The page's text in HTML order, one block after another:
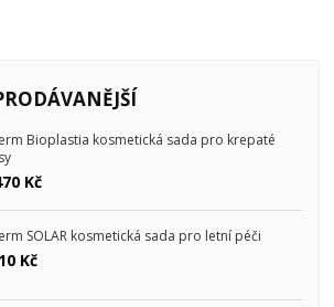
Bioplastia kosmetická sada pro krepaté
Kč
SOLAR kosmetická sada pro letní péči
Kč